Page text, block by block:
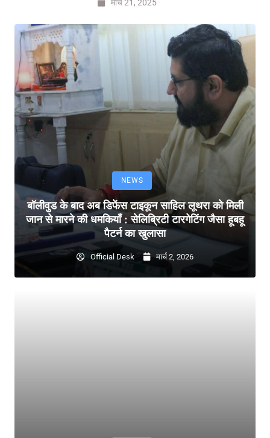
मार्च 21, 2025
NEWS
बॉलीवुड के बाद अब डिफेंस टाइकून साहिल लूथरा को मिली
जान से मारने की धमकियाँ : सेलिब्रिटी टारगेटिंग जैसा हूबहू
पैटर्न का खुलासा
Official Desk मार्च 2, 2026